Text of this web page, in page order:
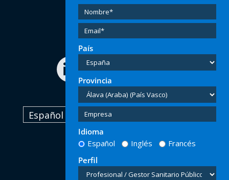
Tel:(+34) 91 616 60 00
Email:info@hersill.com
Español
País
Provincia
Idioma
Español
Inglés
Francés
Perfil